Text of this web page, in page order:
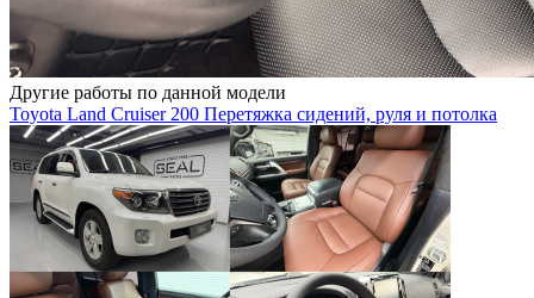
Другие работы по данной модели
Toyota Land Cruiser 200 Перетяжка сидений, руля и потолка